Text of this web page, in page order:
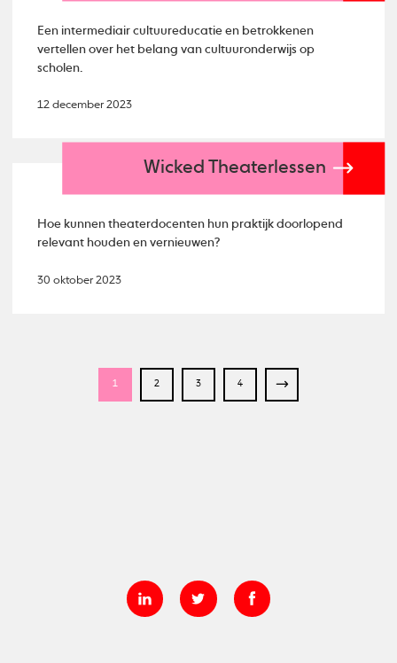
Een intermediair cultuureducatie en betrokkenen
vertellen over het belang van cultuuronderwijs op
scholen.
12 december 2023
Wicked Theaterlessen
Hoe kunnen theaterdocenten hun praktijk doorlopend
relevant houden en vernieuwen?
30 oktober 2023
1 2 3 4